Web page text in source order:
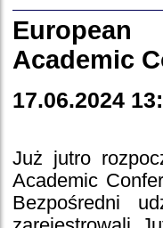
European
Academic
17.06.2024
Już jutro
Academic
Bezpośredni